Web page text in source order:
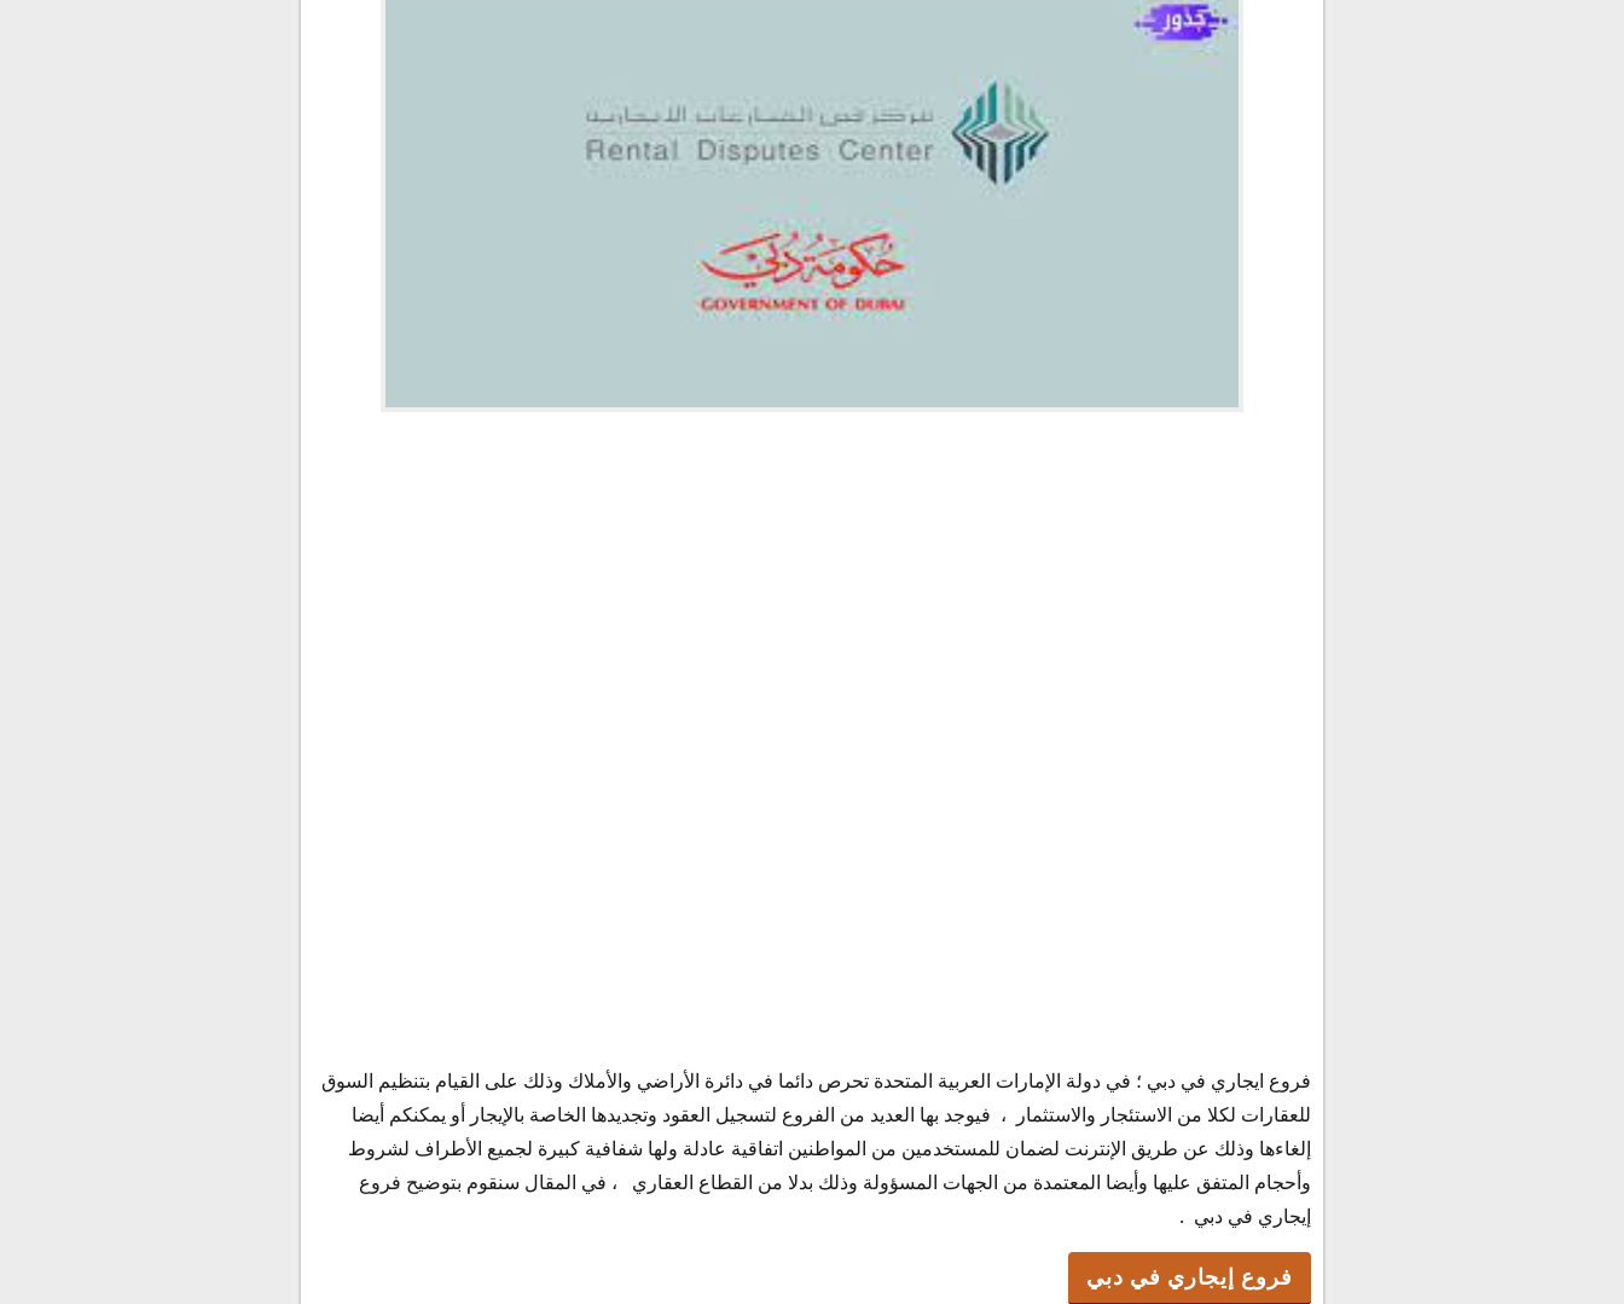
فروع إيجاري في دبي
مواعيد عمل إيجاري
رقم خدمة عملاء إيجاري
فروع ايجاري في دبي ؛ في دولة الإمارات العربية المتحدة تحرص دائما في دائرة الأراضي والأملاك وذلك على القيام بتنظيم السوق
للعقارات لكلا من الاستئجار والاستثمار ، فيوجد بها العديد من الفروع لتسجيل العقود وتجديدها الخاصة بالإيجار أو يمكنكم أيضا
إلغاءها وذلك عن طريق الإنترنت لضمان للمستخدمين من المواطنين اتفاقية عادلة ولها شفافية كبيرة لجميع الأطراف لشروط
وأحجام المتفق عليها وأيضا المعتمدة من الجهات المسؤولة وذلك بدلا من القطاع العقاري ، في المقال سنقوم بتوضيح فروع
إيجاري في دبي .
فروع إيجاري في دبي